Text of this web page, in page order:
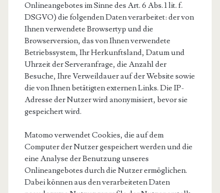
Onlineangebotes im Sinne des Art. 6 Abs. 1 lit. f.
DSGVO) die folgenden Daten verarbeitet: der von
Ihnen verwendete Browsertyp und die
Browserversion, das von Ihnen verwendete
Betriebssystem, Ihr Herkunftsland, Datum und
Uhrzeit der Serveranfrage, die Anzahl der
Besuche, Ihre Verweildauer auf der Website sowie
die von Ihnen betätigten externen Links. Die IP-
Adresse der Nutzer wird anonymisiert, bevor sie
gespeichert wird.
Matomo verwendet Cookies, die auf dem
Computer der Nutzer gespeichert werden und die
eine Analyse der Benutzung unseres
Onlineangebotes durch die Nutzer ermöglichen.
Dabei können aus den verarbeiteten Daten